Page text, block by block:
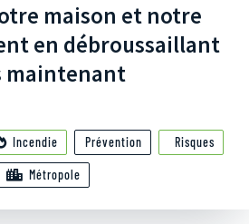
maison et notre
en débroussaillant
maintenant
Incendie Prévention Risques
Métropole